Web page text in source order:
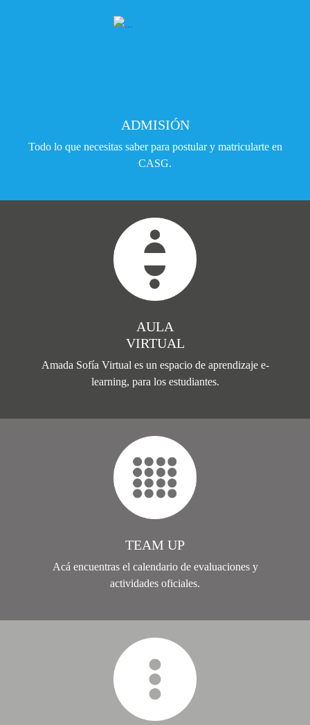
ADMISIÓN
Todo lo que necesitas saber para postular y matricularte en
CASG.
AULA
VIRTUAL
Amada Sofía Virtual es un espacio de aprendizaje e-
learning, para los estudiantes.
TEAM UP
Acá encuentras el calendario de evaluaciones y
actividades oficiales.